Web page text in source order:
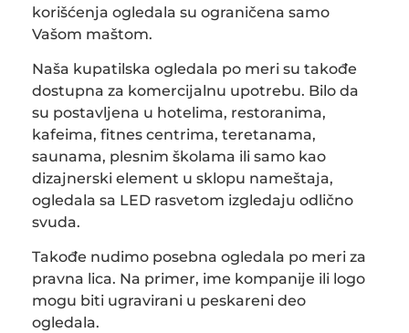
korišćenja ogledala su ograničena samo
Vašom maštom.
Naša kupatilska ogledala po meri su takođe
dostupna za komercijalnu upotrebu. Bilo da
su postavljena u hotelima, restoranima,
kafeima, fitnes centrima, teretanama,
saunama, plesnim školama ili samo kao
dizajnerski element u sklopu nameštaja,
ogledala sa LED rasvetom izgledaju odlično
svuda.
Takođe nudimo posebna ogledala po meri za
pravna lica. Na primer, ime kompanije ili logo
mogu biti ugravirani u peskareni deo
ogledala.